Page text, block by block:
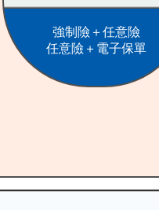
強制險＋任意險
任意險＋電子保單